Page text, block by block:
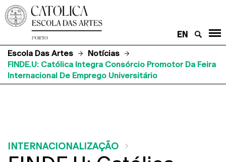
EN
Escola Das Artes
Notícias
FINDE.U: Católica Integra Consórcio Promotor Da Feira
Internacional De Emprego Universitário
INTERNACIONALIZAÇÃO